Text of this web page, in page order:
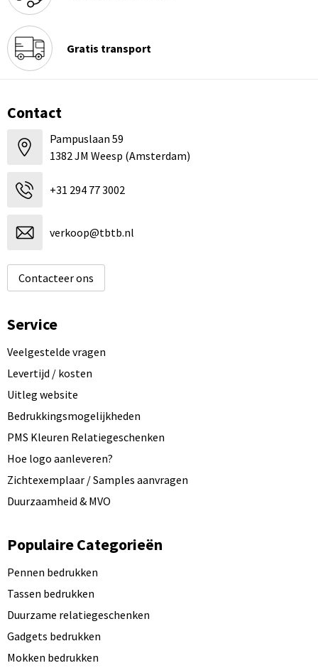
Gratis transport
Contact
Pampuslaan 59
1382 JM Weesp (Amsterdam)
+31 294 77 3002
verkoop@tbtb.nl
Contacteer ons
Service
Veelgestelde vragen
Levertijd / kosten
Uitleg website
Bedrukkingsmogelijkheden
PMS Kleuren Relatiegeschenken
Hoe logo aanleveren?
Zichtexemplaar / Samples aanvragen
Duurzaamheid & MVO
Populaire Categorieën
Pennen bedrukken
Tassen bedrukken
Duurzame relatiegeschenken
Gadgets bedrukken
Mokken bedrukken